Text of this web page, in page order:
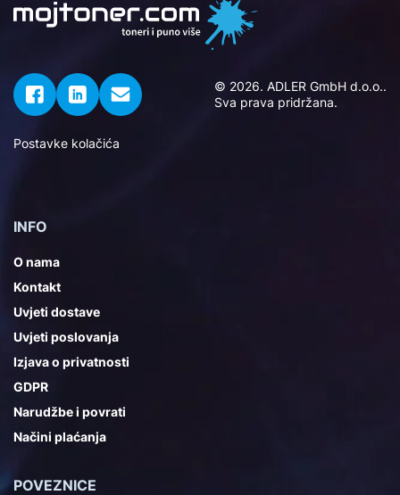
© 2026. ADLER GmbH d.o.o..
Sva prava pridržana.
Postavke kolačića
INFO
O nama
Kontakt
Uvjeti dostave
Uvjeti poslovanja
Izjava o privatnosti
GDPR
Narudžbe i povrati
Načini plaćanja
POVEZNICE